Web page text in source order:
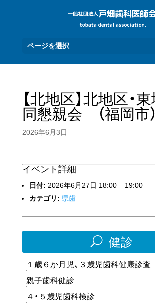
ページを選択
【北地区】北地区・
同懇親会 （福岡市）
2026年6月3日
イベント詳細
日付: 2026年6月27日 18:00– 19:00
カテゴリ: 県歯
U 健診
１歳６か月児、３歳児歯科健康診査
親子歯科健診
４・５歳児歯科検診